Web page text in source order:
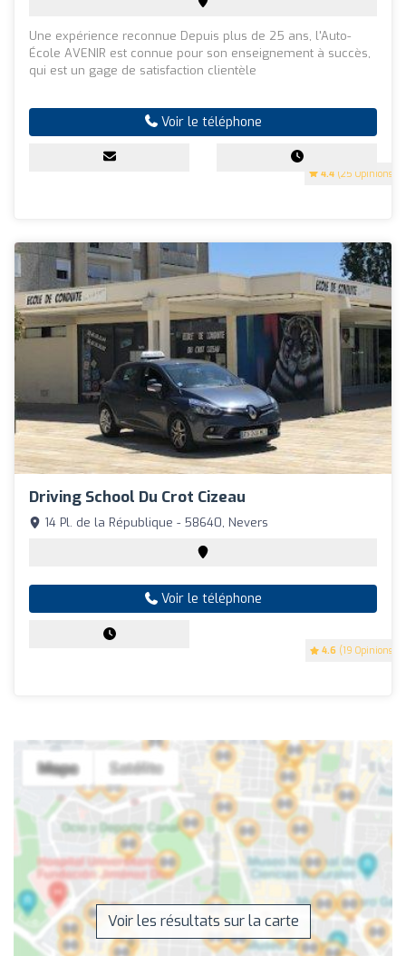
4.4 (25 Opinions)
Une expérience reconnue Depuis plus de 25 ans, l'Auto-
École AVENIR est connue pour son enseignement à succès,
qui est un gage de satisfaction clientèle
Voir le téléphone
Driving School Du Crot Cizeau
4.6 (19 Opinions)
14 Pl. de la République - 58640, Nevers
Voir le téléphone
Voir les résultats sur la carte